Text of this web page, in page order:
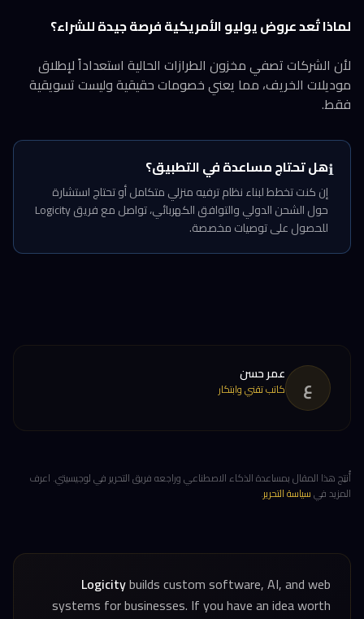
لماذا تُعد عروض يوليو الأمريكية فرصة جيدة للشراء؟
لأن الشركات تصفي مخزون الطرازات الحالية استعداداً لإطلاق
موديلات الخريف، مما يعني خصومات حقيقية وليست تسويقية
فقط.
ℹ️هل تحتاج مساعدة في التطبيق؟
إن كنت تخطط لبناء نظام ترفيه منزلي متكامل أو تحتاج استشارة
حول الشحن الدولي والتوافق الكهربائي، تواصل مع فريق Logicity
للحصول على توصيات مخصصة.
ع عمر حسن
كاتب تقني وابتكار
أُنتِج هذا المقال بمساعدة الذكاء الاصطناعي وراجعه فريق التحرير في لوجيسيتي. اعرف
المزيد فيسياسة التحرير.
Logicitybuilds custom software, AI, and web
systems for businesses. If you have an idea worth